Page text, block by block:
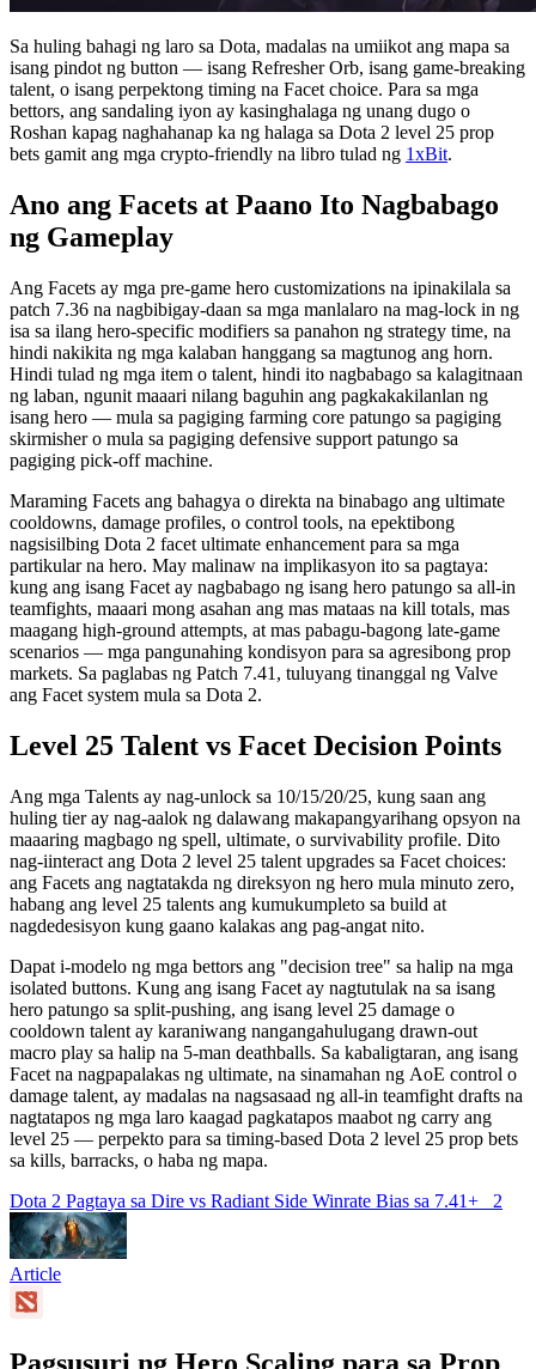
Sa huling bahagi ng laro sa Dota, madalas na umiikot ang mapa sa
isang pindot ng button — isang Refresher Orb, isang game-breaking
talent, o isang perpektong timing na Facet choice. Para sa mga
bettors, ang sandaling iyon ay kasinghalaga ng unang dugo o
Roshan kapag naghahanap ka ng halaga sa Dota 2 level 25 prop
bets gamit ang mga crypto-friendly na libro tulad ng 1xBit.
Ano ang Facets at Paano Ito Nagbabago
ng Gameplay
Ang Facets ay mga pre-game hero customizations na ipinakilala sa
patch 7.36 na nagbibigay-daan sa mga manlalaro na mag-lock in ng
isa sa ilang hero-specific modifiers sa panahon ng strategy time, na
hindi nakikita ng mga kalaban hanggang sa magtunog ang horn.
Hindi tulad ng mga item o talent, hindi ito nagbabago sa kalagitnaan
ng laban, ngunit maaari nilang baguhin ang pagkakakilanlan ng
isang hero — mula sa pagiging farming core patungo sa pagiging
skirmisher o mula sa pagiging defensive support patungo sa
pagiging pick-off machine.
Maraming Facets ang bahagya o direkta na binabago ang ultimate
cooldowns, damage profiles, o control tools, na epektibong
nagsisilbing Dota 2 facet ultimate enhancement para sa mga
partikular na hero. May malinaw na implikasyon ito sa pagtaya:
kung ang isang Facet ay nagbabago ng isang hero patungo sa all-in
teamfights, maaari mong asahan ang mas mataas na kill totals, mas
maagang high-ground attempts, at mas pabagu-bagong late-game
scenarios — mga pangunahing kondisyon para sa agresibong prop
markets. Sa paglabas ng Patch 7.41, tuluyang tinanggal ng Valve
ang Facet system mula sa Dota 2.
Level 25 Talent vs Facet Decision Points
Ang mga Talents ay nag-unlock sa 10/15/20/25, kung saan ang
huling tier ay nag-aalok ng dalawang makapangyarihang opsyon na
maaaring magbago ng spell, ultimate, o survivability profile. Dito
nag-iinteract ang Dota 2 level 25 talent upgrades sa Facet choices:
ang Facets ang nagtatakda ng direksyon ng hero mula minuto zero,
habang ang level 25 talents ang kumukumpleto sa build at
nagdedesisyon kung gaano kalakas ang pag-angat nito.
Dapat i-modelo ng mga bettors ang "decision tree" sa halip na mga
isolated buttons. Kung ang isang Facet ay nagtutulak na sa isang
hero patungo sa split-pushing, ang isang level 25 damage o
cooldown talent ay karaniwang nangangahulugang drawn-out
macro play sa halip na 5-man deathballs. Sa kabaligtaran, ang isang
Facet na nagpapalakas ng ultimate, na sinamahan ng AoE control o
damage talent, ay madalas na nagsasaad ng all-in teamfight drafts na
nagtatapos ng mga laro kaagad pagkatapos maabot ng carry ang
level 25 — perpekto para sa timing-based Dota 2 level 25 prop bets
sa kills, barracks, o haba ng mapa.
Dota 2 Pagtaya sa Dire vs Radiant Side Winrate Bias sa 7.41+ 2
Article